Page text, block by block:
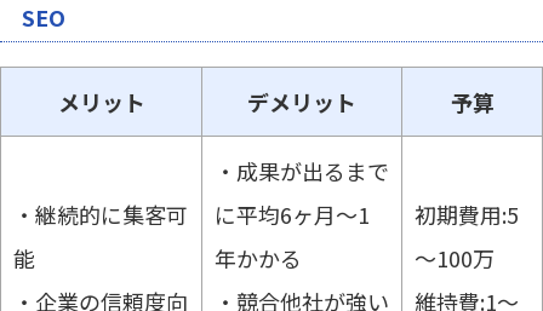
SEO
メリット デメリット 予算
・継続的に集客可
能
・企業の信頼度向
・成果が出るまで
に平均6ヶ月～1
年かかる
・競合他社が強い
初期費用:5
～100万
維持費:1～